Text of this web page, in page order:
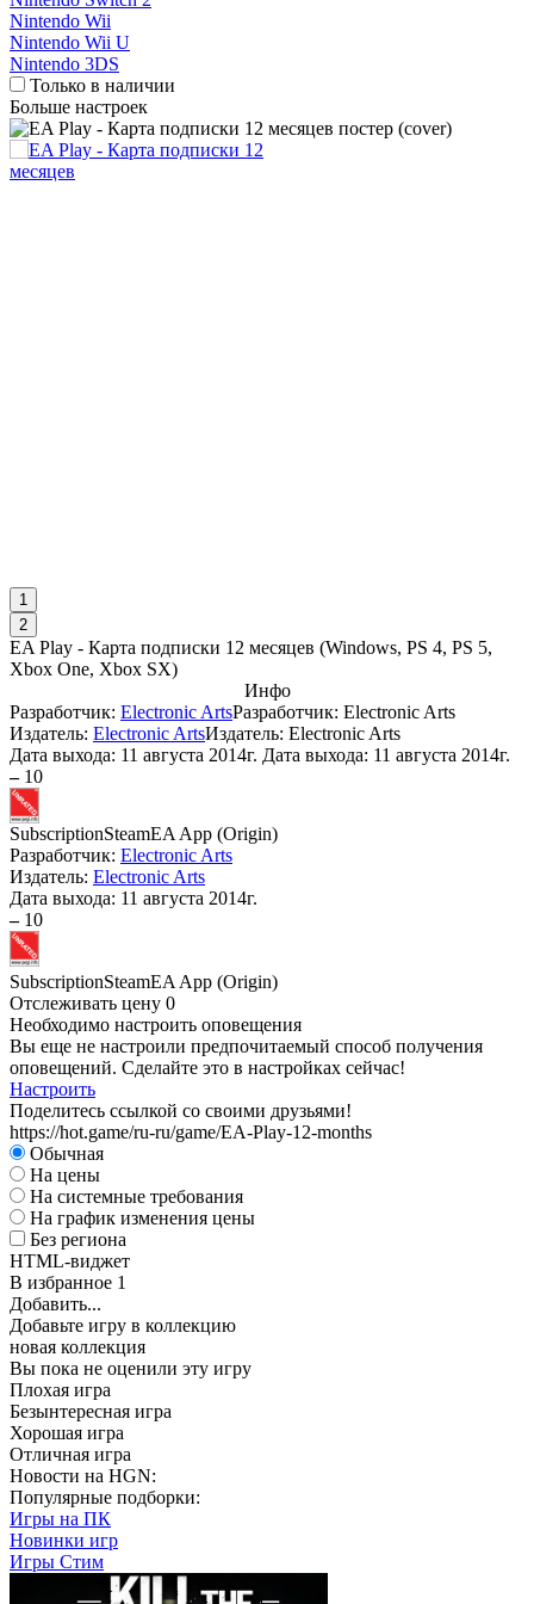
Nintendo Wii
Nintendo Wii U
Nintendo 3DS
Только в наличии
Больше настроек
1
2
EA Play - Карта подписки 12 месяцев (Windows, PS 4, PS 5,
Xbox One, Xbox SX)
Инфо
Разработчик: Electronic ArtsРазработчик: Electronic Arts
Издатель: Electronic ArtsИздатель: Electronic Arts
Дата выхода: 11 августа 2014г. Дата выхода: 11 августа 2014г.
– 10
SubscriptionSteamEA App (Origin)
Разработчик: Electronic Arts
Издатель: Electronic Arts
Дата выхода: 11 августа 2014г.
– 10
SubscriptionSteamEA App (Origin)
Отслеживать цену 0
Необходимо настроить оповещения
Вы еще не настроили предпочитаемый способ получения
оповещений. Сделайте это в настройках сейчас!
Настроить
Поделитесь ссылкой со своими друзьями!
https://hot.game/ru-ru/game/EA-Play-12-months
Обычная
На цены
На системные требования
На график изменения цены
Без региона
HTML-виджет
В избранное 1
Добавить...
Добавьте игру в коллекцию
новая коллекция
Вы пока не оценили эту игру
Плохая игра
Безынтересная игра
Хорошая игра
Отличная игра
Новости на HGN:
Популярные подборки:
Игры на ПК
Новинки игр
Игры Стим